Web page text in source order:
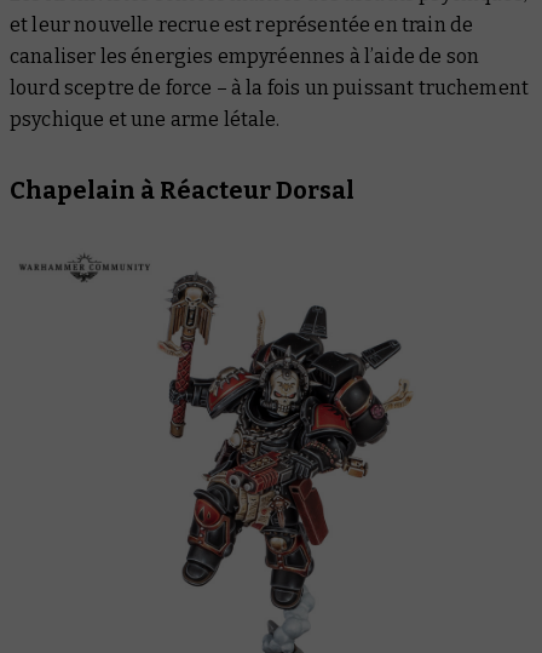
et leur nouvelle recrue est représentée en train de
canaliser les énergies empyréennes à l’aide de son
lourd sceptre de force – à la fois un puissant truchement
psychique et une arme létale.
Chapelain à Réacteur Dorsal